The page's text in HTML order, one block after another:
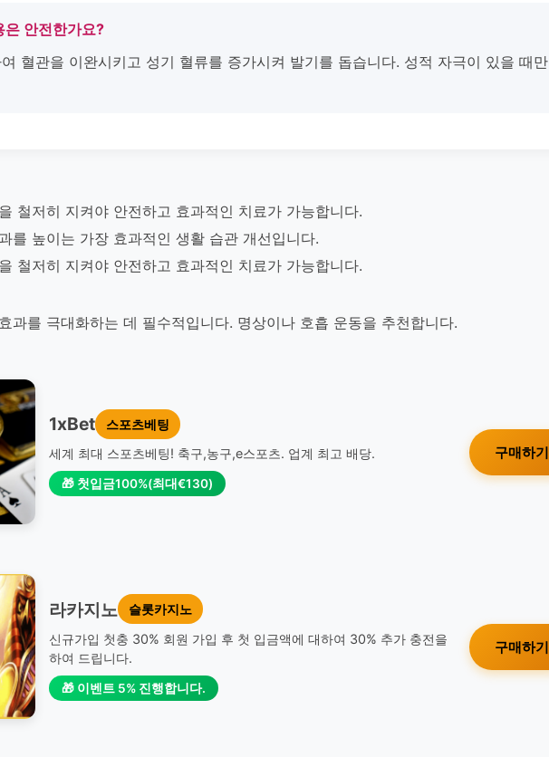
안전한가요?
혈관을 이완시키고 성기 혈류를 증가시켜 발기를 돕습니다. 성적 자극이 있을 때만
철저히 지켜야 안전하고 효과적인 치료가 가능합니다.
를 높이는 가장 효과적인 생활 습관 개선입니다.
철저히 지켜야 안전하고 효과적인 치료가 가능합니다.
과를 극대화하는 데 필수적입니다. 명상이나 호흡 운동을 추천합니다.
1xBet
스포츠베팅
세계 최대 스포츠베팅! 축구,농구,e스포츠. 업계 최고 배당.
🎁 첫입금100%(최대€130)
구매하기
라카지노
슬롯카지노
신규가입 첫충 30% 회원 가입 후 첫 입금액에 대하여 30% 추가 충전을
하여 드립니다.
🎁 이벤트 5% 진행합니다.
구매하기